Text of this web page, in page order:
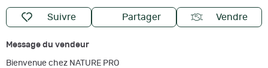
Suivre Partager Vendre
Message du vendeur
Bienvenue chez NATURE PRO